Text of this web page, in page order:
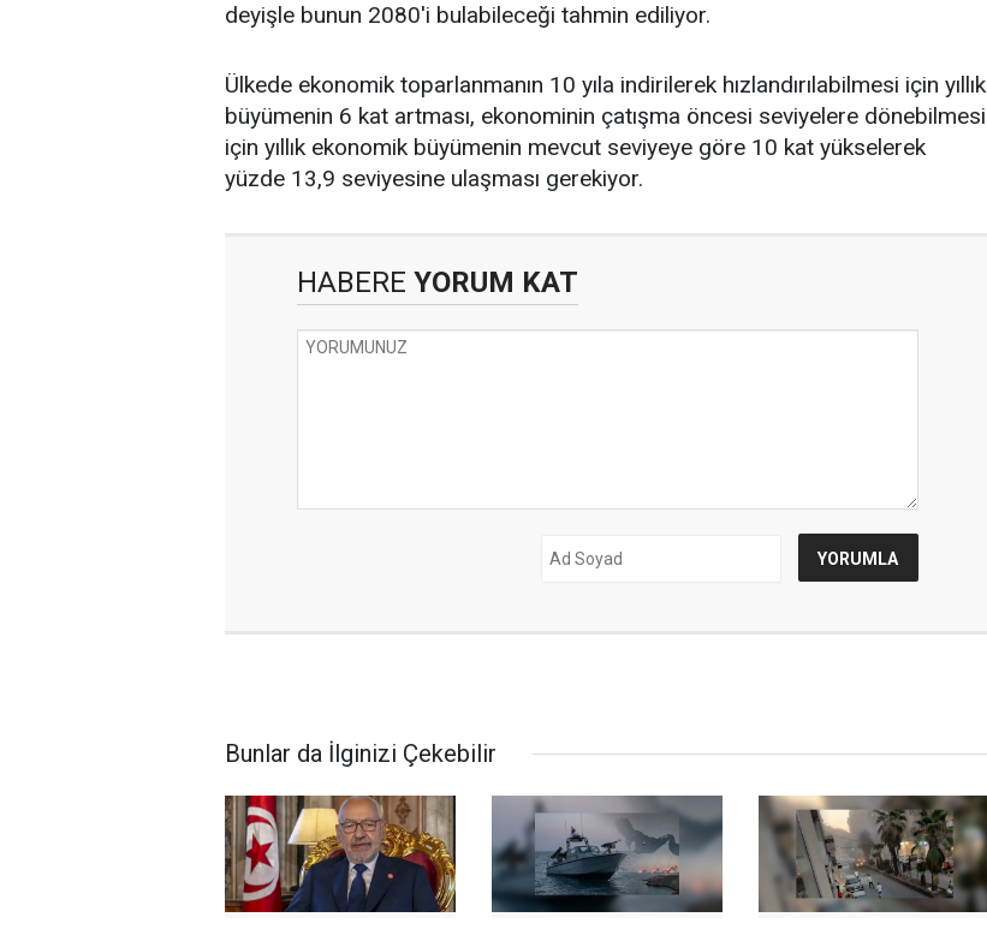
deyişle bunun 2080'i bulabileceği tahmin ediliyor.
Ülkede ekonomik toparlanmanın 10 yıla indirilerek hızlandırılabilmesi için yıllık
büyümenin 6 kat artması, ekonominin çatışma öncesi seviyelere dönebilmesi
için yıllık ekonomik büyümenin mevcut seviyeye göre 10 kat yükselerek
yüzde 13,9 seviyesine ulaşması gerekiyor.
HABERE YORUM KAT
Bunlar da İlginizi Çekebilir